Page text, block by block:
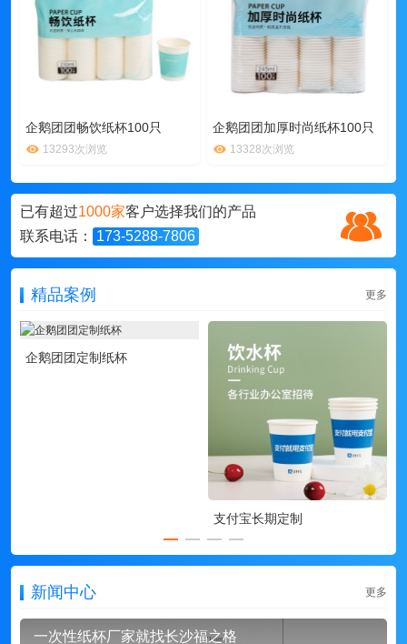
企鹅团团畅饮纸杯100只
13293次浏览
企鹅团团加厚时尚纸杯100只
13328次浏览
已有超过1000家客户选择我们的产品
联系电话：
173-5288-7806
精品案例 更多
企鹅团团定制纸杯
支付宝长期定制
新闻中心 更多
一次性纸杯厂家就找长沙福之格